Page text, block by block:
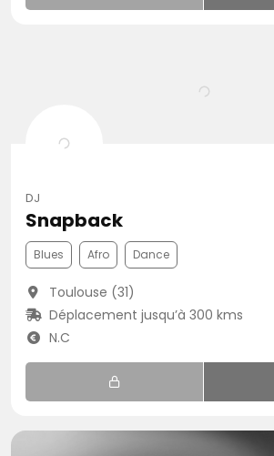
DJ
Snapback
Blues Afro Dance
Toulouse (31)
Déplacement jusqu’à 300 kms
N.C